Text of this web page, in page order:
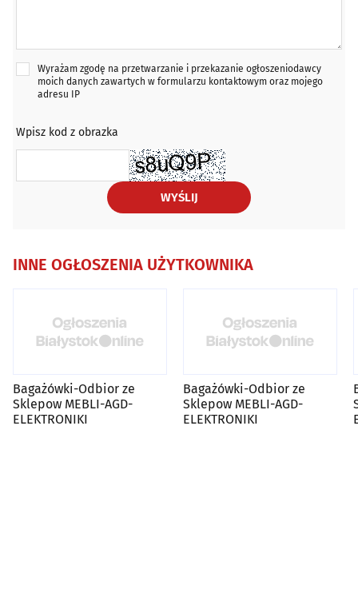
Wyrażam zgodę na przetwarzanie i przekazanie ogłoszeniodawcy
moich danych zawartych w formularzu kontaktowym oraz mojego
adresu IP
Wpisz kod z obrazka
WYŚLIJ
INNE OGŁOSZENIA UŻYTKOWNIKA
Bagażówki-Odbior ze
Sklepow MEBLI-AGD-
ELEKTRONIKI
Bagażówki-Odbior ze
Sklepow MEBLI-AGD-
ELEKTRONIKI